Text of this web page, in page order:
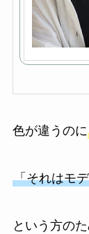
色が違うのに
「それはモ
という方のた